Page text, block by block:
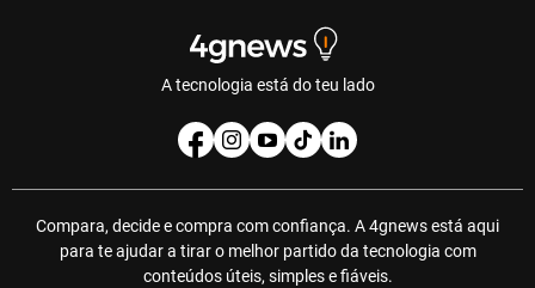
A tecnologia está do teu lado
Compara, decide e compra com confiança. A 4gnews está aqui
para te ajudar a tirar o melhor partido da tecnologia com
conteúdos úteis, simples e fiáveis.